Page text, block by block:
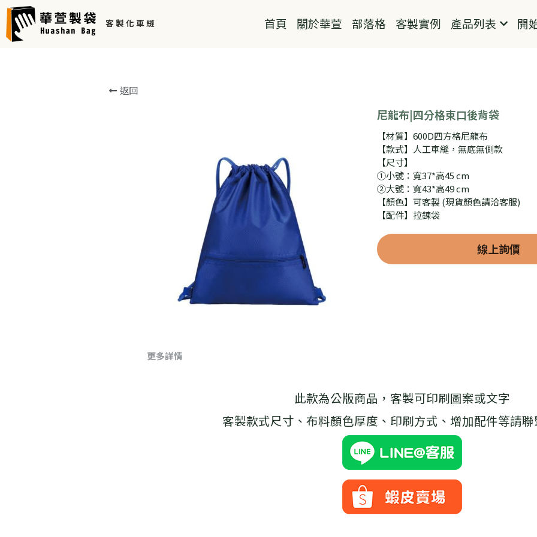
客 製 化 車 縫 首頁 關於華萱 部落格 客製實例 產品列表 開
返回
尼龍布|四分格束口後背袋
【材質】600D四方格尼龍布
【款式】人工車縫，無底無側款
【尺寸】
①小號：寬37*高45 cm
②大號：寬43*高49 cm
【顏色】可客製 (現貨顏色請洽客服)
【配件】拉鍊袋
線上詢價
此款為公版商品，客製可印刷圖案或文字
客製款式尺寸、布料顏色厚度、印刷方式、增加配件等請